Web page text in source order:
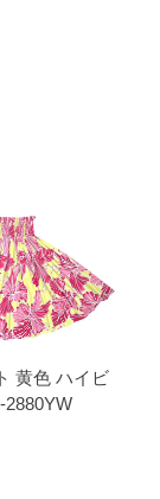
黄色 ハイビ
2880YW